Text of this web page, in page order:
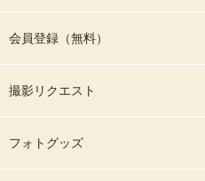
会員登録（無料）
撮影リクエスト
フォトグッズ